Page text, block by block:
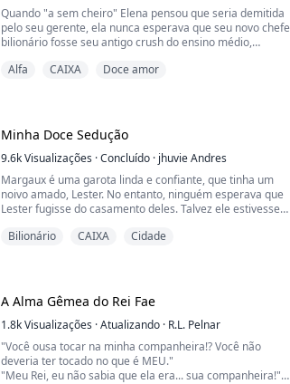
Quando "a sem cheiro" Elena pensou que seria demitida
pelo seu gerente, ela nunca esperava que seu novo chefe
bilionário fosse seu antigo crush do ensino médio,
Gerente: "Senhor, acho que houve um engano. Como ela
também não vai trab...
Alfa CAIXA Doce amor
Minha Doce Sedução
9.6kVisualizações ·Concluído · jhuvie Andres
Margaux é uma garota linda e confiante, que tinha um
noivo amado, Lester. No entanto, ninguém esperava que
Lester fugisse do casamento deles. Talvez ele estivesse
quebrado na estrada. Ninguém sabe o motivo. Lester
entrou no carro e tentou encontrar seu n...
Bilionário CAIXA Cidade
A Alma Gêmea do Rei Fae
1.8kVisualizações ·Atualizando · R.L. Pelnar
"Você ousa tocar na minha companheira!? Você não
deveria ter tocado no que é MEU."
"Meu Rei, eu não sabia que ela era... sua companheira!"